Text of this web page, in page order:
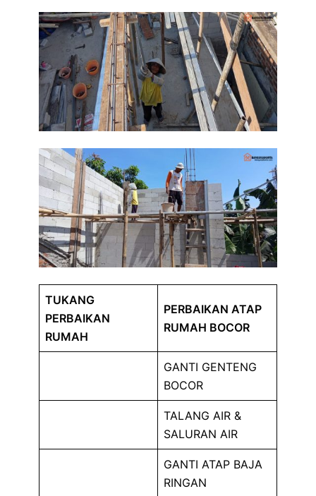
TUKANG
PERBAIKAN
RUMAH
PERBAIKAN ATAP
RUMAH BOCOR
GANTI GENTENG
BOCOR
TALANG AIR &
SALURAN AIR
GANTI ATAP BAJA
RINGAN